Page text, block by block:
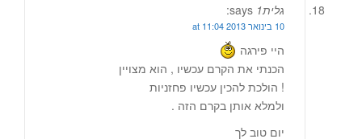
גלית1 says:
10 בינואר 2013 at 11:04
היי פירגה
הכנתי את הקרם עכשיו , הוא מצויין
! הולכת להכין עכשיו פחזניות
ולמלא אותן בקרם הזה .
יום טוב לך